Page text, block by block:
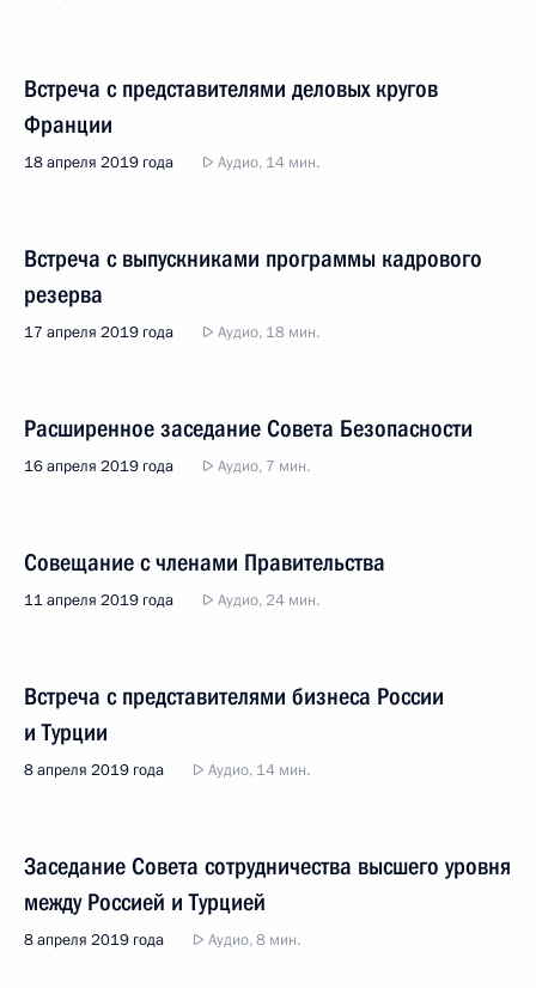
Встреча с представителями деловых кругов
Франции
18 апреля 2019 года Аудио, 14 мин.
Встреча с выпускниками программы кадрового
резерва
17 апреля 2019 года Аудио, 18 мин.
Расширенное заседание Совета Безопасности
16 апреля 2019 года Аудио, 7 мин.
Совещание с членами Правительства
11 апреля 2019 года Аудио, 24 мин.
Встреча с представителями бизнеса России
и Турции
8 апреля 2019 года Аудио, 14 мин.
Заседание Совета сотрудничества высшего уровня
между Россией и Турцией
8 апреля 2019 года Аудио, 8 мин.